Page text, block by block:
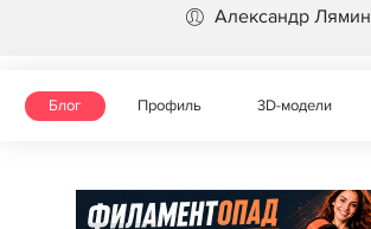
Александр Лямин
Блог Профиль 3D-модели